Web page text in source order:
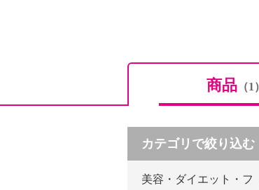
商品 （1）
カテゴリで絞り込む
美容・ダイエット・フ